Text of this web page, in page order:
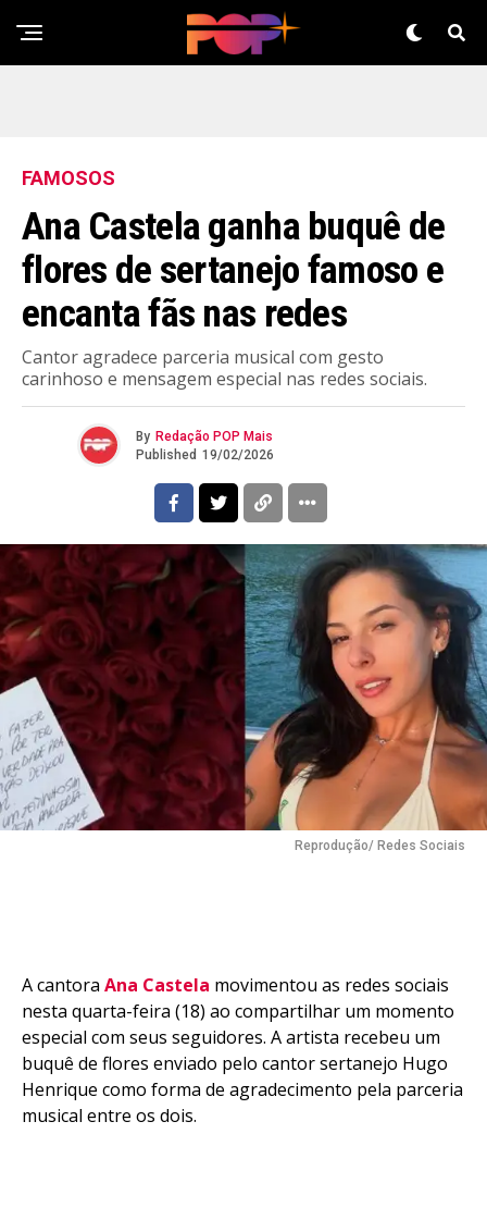
FAMOSOS
Ana Castela ganha buquê de
flores de sertanejo famoso e
encanta fãs nas redes
Cantor agradece parceria musical com gesto
carinhoso e mensagem especial nas redes sociais.
By Redação POP Mais
Published 19/02/2026
Reprodução/ Redes Sociais
A cantora Ana Castela movimentou as redes sociais
nesta quarta-feira (18) ao compartilhar um momento
especial com seus seguidores. A artista recebeu um
buquê de flores enviado pelo cantor sertanejo Hugo
Henrique como forma de agradecimento pela parceria
musical entre os dois.
Reddit
Pinterest
Email